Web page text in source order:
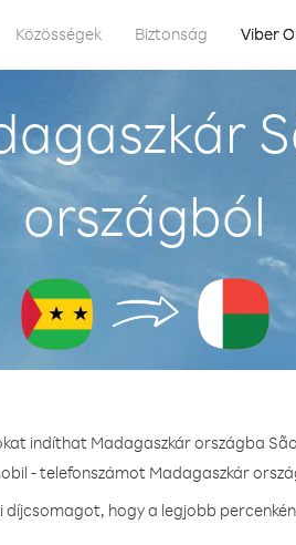
Közösségek Biztonság Viber
országból
indíthat Madagaszkár országba
- telefonszámot Madagaszkár
hogy a legjobb